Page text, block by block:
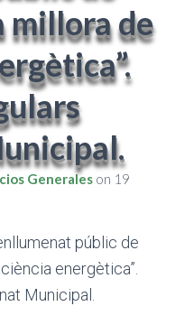
millora de
Generales on 19
públic de
energètica”.
Municipal.